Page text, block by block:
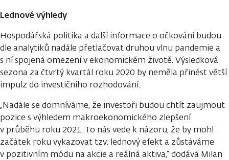
Lednové výhledy
Hospodářská politika a další informace o očkování budou
dle analytiků nadále přetlačovat druhou vlnu pandemie a
s ní spojená omezení v ekonomickém životě. Výsledková
sezona za čtvrtý kvartál roku 2020 by neměla přinést větší
impulz do investičního rozhodování.
„Nadále se domníváme, že investoři budou chtít zaujmout
pozice s výhledem makroekonomického zlepšení
v průběhu roku 2021. To nás vede k názoru, že by mohl
začátek roku vykazovat tzv. lednový efekt a zůstáváme
v pozitivním módu na akcie a reálná aktiva,“ dodává Milan